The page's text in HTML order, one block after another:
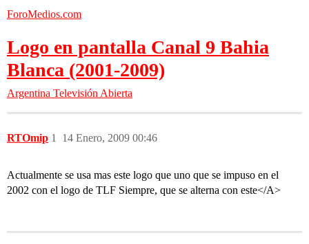
ForoMedios.com
Logo en pantalla Canal 9 Bahia
Blanca (2001-2009)
Argentina Televisión Abierta
RTOmip 14 Enero, 2009 00:46
1
Actualmente se usa mas este logo que uno que se impuso en el
2002 con el logo de TLF Siempre, que se alterna con este</A>